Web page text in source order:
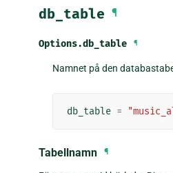
db_table ¶
Options.db_table ¶
Namnet på den
db_table =
Tabellnamn ¶